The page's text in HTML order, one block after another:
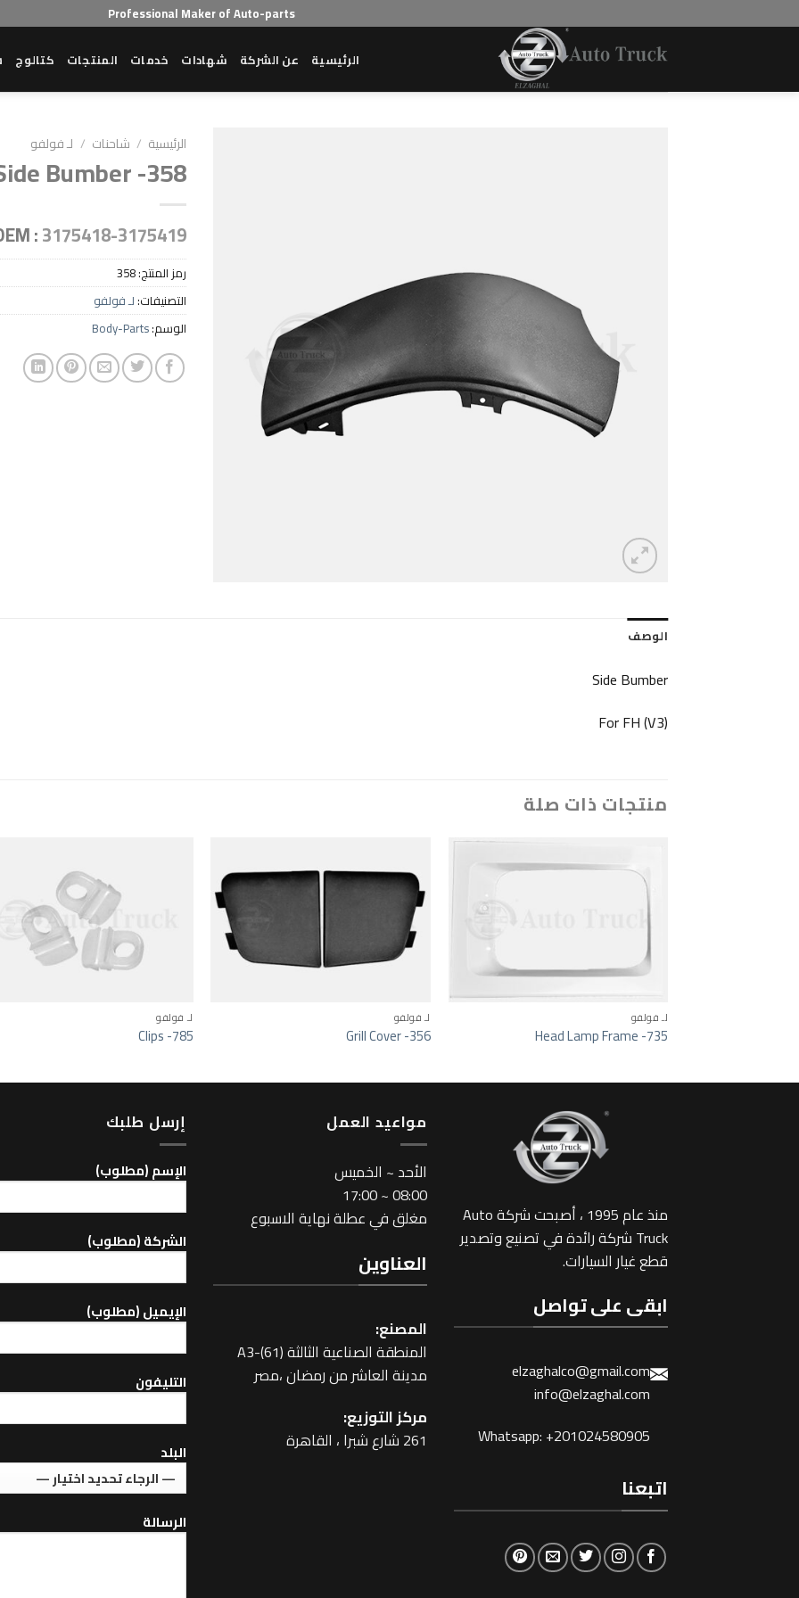
to
Professional Maker of Auto-parts
الرئيسية عن الشركة شهادات خدمات المنتجات كتالوج
Add to wishlist
الرئيسية / شاحنات / لـ فولفو
Bumber -358
:3175418-3175419
رمز المنتج:358
التصنيفات:لـ فولفو
الوسم:Body-Parts
الوصف
Side Bumber
For FH (V3)
منتجات ذات صلة
Add to wishlist
لـ فولفو
Head Lamp Frame -735
Add to wishlist
لـ فولفو
Grill Cover -356
لـ فولفو
Clips -785
منذ عام 1995 ، أصبحت شركة Auto
Truck شركة رائدة في تصنيع وتصدير
قطع غيار السيارات.
ابقى على تواصل
elzaghalco@gmail.com
info@elzaghal.com
Whatsapp: +201024580905
اتبعنا
مواعيد العمل
اﻷحد ~ الخميس
08:00 ~ 17:00
مغلق في عطلة نهاية الاسبوع
العناوين
المصنع:
المنطقة الصناعية الثالثة A3-(61)
مدينة العاشر من رمضان ،مصر
مركز التوزيع:
261 شارع شبرا ، القاهرة
إرسل طلبك
اﻹسم (مطلوب)
الشركة (مطلوب)
اﻹيميل (مطلوب)
التليفون
البلد
الرسالة